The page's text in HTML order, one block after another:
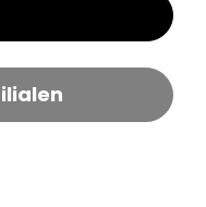
&amp; White
Tonka &amp;